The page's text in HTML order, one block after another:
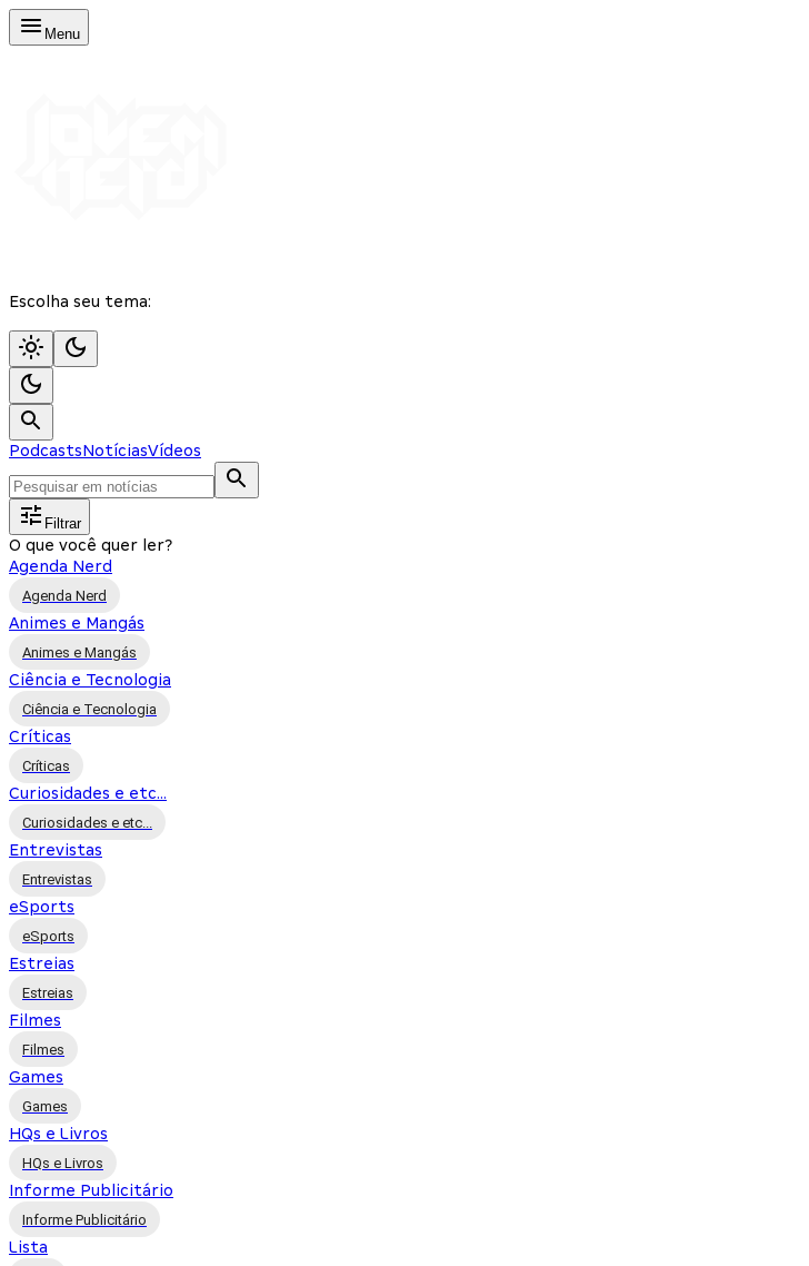
Menu
Escolha seu tema:
PodcastsNotíciasVídeos
Filtrar
O que você quer ler?
Agenda Nerd
Agenda Nerd
Animes e Mangás
Animes e Mangás
Ciência e Tecnologia
Ciência e Tecnologia
Críticas
Críticas
Curiosidades e etc...
Curiosidades e etc...
Entrevistas
Entrevistas
eSports
eSports
Estreias
Estreias
Filmes
Filmes
Games
Games
HQs e Livros
HQs e Livros
Informe Publicitário
Informe Publicitário
Lista